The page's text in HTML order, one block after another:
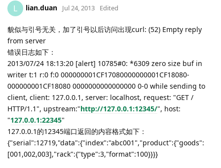
L lian.duan Jul 24, 2013 Edited
貌似与引号无关，加了引号以后访问出现curl: (52) Empty reply
from server
错误日志如下：
2013/07/24 18:13:20 [alert] 10785#0: *6309 zero size buf in
writer t:1 r:0 f:0 000000001CF17080000000001CF18080-
000000001CF18080 0000000000000000 0-0 while sending to
client, client: 127.0.0.1, server: localhost, request: "GET /
HTTP/1.1", upstream:"http://127.0.0.1:12345/", host:
"127.0.0.1:22345"
127.0.0.1的12345端口返回的内容格式如下：
{"serial":12719,"data":{"index":"abc001","product":{"goods":
[001,002,003],"rack":{"type":3,"format":100}}}}